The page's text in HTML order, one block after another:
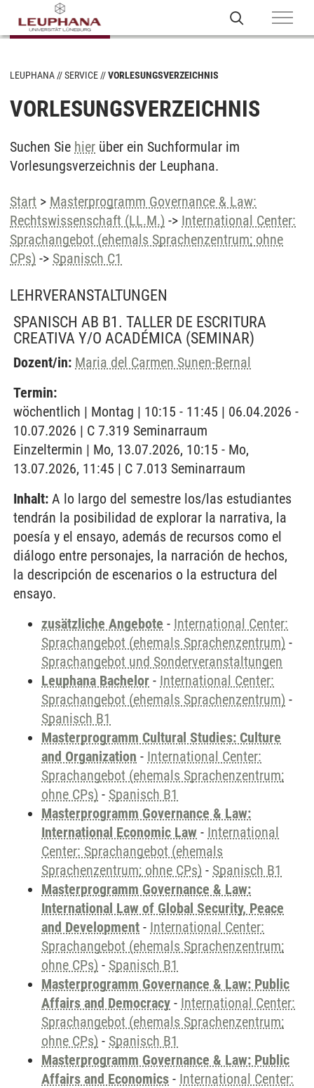
LEUPHANA SERVICE VORLESUNGSVERZEICHNIS
VORLESUNGSVERZEICHNIS
Suchen Sie hier über ein Suchformular im
Vorlesungsverzeichnis der Leuphana.
Start > Masterprogramm Governance & Law:
Rechtswissenschaft (LL.M.) -> International Center:
Sprachangebot (ehemals Sprachenzentrum; ohne
CPs) -> Spanisch C1
LEHRVERANSTALTUNGEN
SPANISCH AB B1. TALLER DE ESCRITURA
CREATIVA Y/O ACADÉMICA (SEMINAR)
Dozent/in: Maria del Carmen Sunen-Bernal
Termin:
wöchentlich | Montag | 10:15 - 11:45 | 06.04.2026 -
10.07.2026 | C 7.319 Seminarraum
Einzeltermin | Mo, 13.07.2026, 10:15 - Mo,
13.07.2026, 11:45 | C 7.013 Seminarraum
Inhalt: A lo largo del semestre los/las estudiantes
tendrán la posibilidad de explorar la narrativa, la
poesía y el ensayo, además de recursos como el
diálogo entre personajes, la narración de hechos,
la descripción de escenarios o la estructura del
ensayo.
zusätzliche Angebote - International Center:
Sprachangebot (ehemals Sprachenzentrum) -
Sprachangebot und Sonderveranstaltungen
Leuphana Bachelor - International Center:
Sprachangebot (ehemals Sprachenzentrum) -
Spanisch B1
Masterprogramm Cultural Studies: Culture
and Organization - International Center:
Sprachangebot (ehemals Sprachenzentrum;
ohne CPs) - Spanisch B1
Masterprogramm Governance & Law:
International Economic Law - International
Center: Sprachangebot (ehemals
Sprachenzentrum; ohne CPs) - Spanisch B1
Masterprogramm Governance & Law:
International Law of Global Security, Peace
and Development - International Center:
Sprachangebot (ehemals Sprachenzentrum;
ohne CPs) - Spanisch B1
Masterprogramm Governance & Law: Public
Affairs and Democracy - International Center:
Sprachangebot (ehemals Sprachenzentrum;
ohne CPs) - Spanisch B1
Masterprogramm Governance & Law: Public
Affairs and Economics - International Center: